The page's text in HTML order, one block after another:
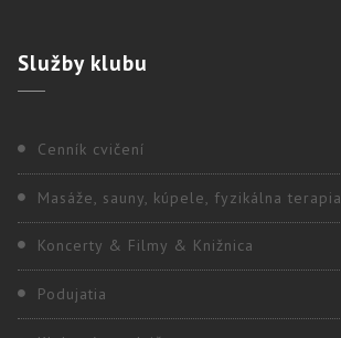
Službyklubu
Cenník cvičení
Masáže, sauny, kúpele, fyzikálna terapia
Koncerty & Filmy & Knižnica
Podujatia